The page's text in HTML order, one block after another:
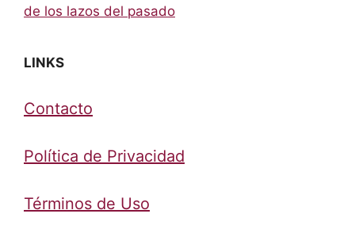
de los lazos del pasado
LINKS
Contacto
Política de Privacidad
Términos de Uso